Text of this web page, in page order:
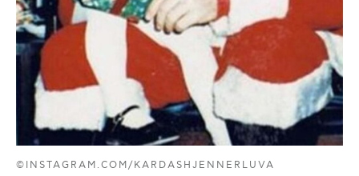
©INSTAGRAM.COM/KARDASHJENNERLUVA